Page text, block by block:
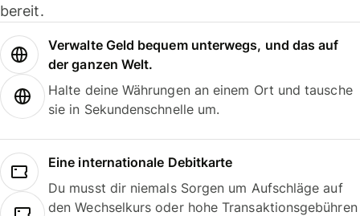
bereit.
Verwalte Geld bequem unterwegs, und das auf
der ganzen Welt.
Halte deine Währungen an einem Ort und tausche
sie in Sekundenschnelle um.
Eine internationale Debitkarte
Du musst dir niemals Sorgen um Aufschläge auf
den Wechselkurs oder hohe Transaktionsgebühren